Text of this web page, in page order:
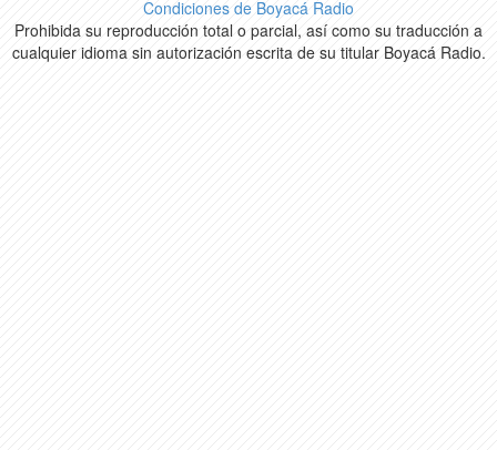
Condiciones de Boyacá Radio
Prohibida su reproducción total o parcial, así como su traducción a
cualquier idioma sin autorización escrita de su titular Boyacá Radio.